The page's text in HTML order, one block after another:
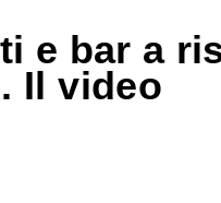
e bar a
Il video